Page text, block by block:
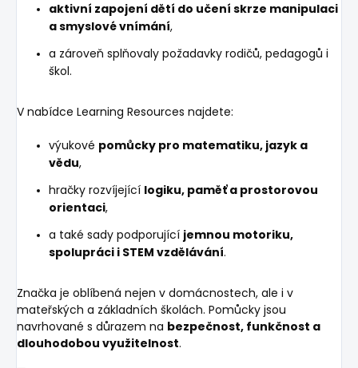
aktivní zapojení dětí do učení skrze manipulaci
a smyslové vnímání,
a zároveň splňovaly požadavky rodičů, pedagogů i
škol.
V nabídce Learning Resources najdete:
výukové pomůcky pro matematiku, jazyk a
vědu,
hračky rozvíjející logiku, paměť a prostorovou
orientaci,
a také sady podporující jemnou motoriku,
spolupráci i STEM vzdělávání.
Značka je oblíbená nejen v domácnostech, ale i v
mateřských a základních školách. Pomůcky jsou
navrhované s důrazem na bezpečnost, funkčnost a
dlouhodobou využitelnost.